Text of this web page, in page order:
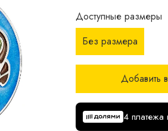
Доступные размеры
Без размера
Добавить
4